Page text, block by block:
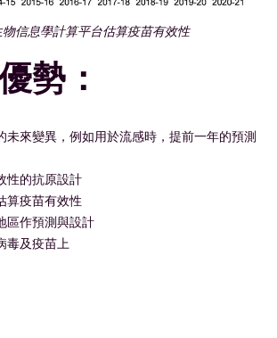
信息學計算平台估算疫苗有效性
勢：
未來變異，例如用於流感時，提前一年的預測
性的抗原設計
算疫苗有效性
區作預測與設計
毒及疫苗上